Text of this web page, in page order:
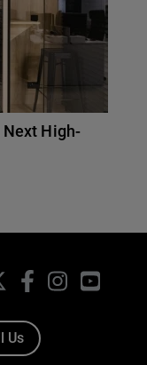
Next High-
Facebook
InstagramYouTube
Us